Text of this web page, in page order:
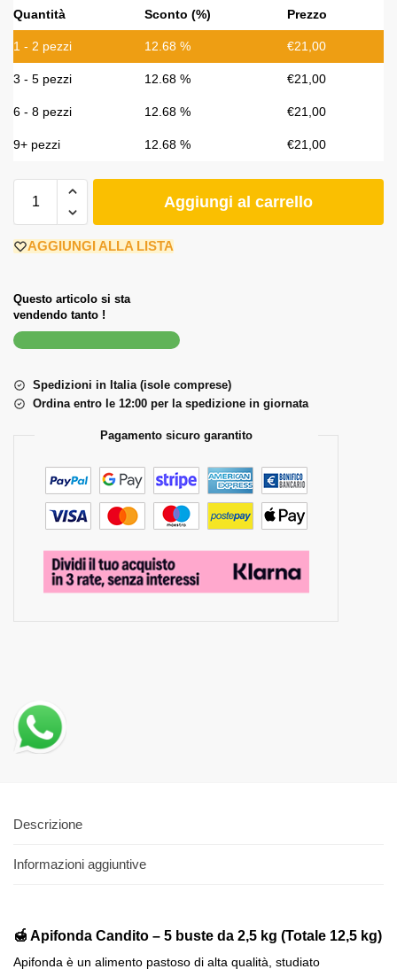
Quantità Sconto (%) Prezzo
1 - 2 pezzi 12.68 % €21,00
3 - 5 pezzi 12.68 % €21,00
6 - 8 pezzi 12.68 % €21,00
9+ pezzi 12.68 % €21,00
Aggiungi al carrello
AGGIUNGI ALLA LISTA
Questo articolo si sta
vendendo tanto !
Spedizioni in Italia (isole comprese)
Ordina entro le 12:00 per la spedizione in giornata
Pagamento sicuro garantito
Descrizione
Informazioni aggiuntive
🍯 Apifonda Candito – 5 buste da 2,5 kg (Totale 12,5 kg)
Apifonda è un alimento pastoso di alta qualità, studiato